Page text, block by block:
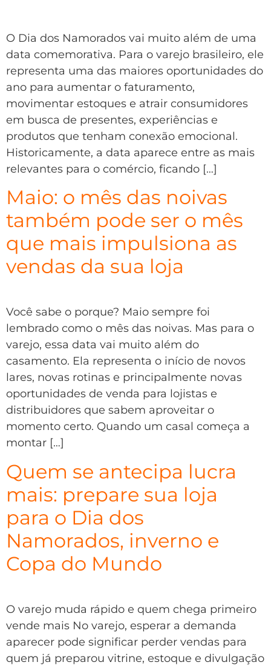
O Dia dos Namorados vai muito além de uma
data comemorativa. Para o varejo brasileiro, ele
representa uma das maiores oportunidades do
ano para aumentar o faturamento,
movimentar estoques e atrair consumidores
em busca de presentes, experiências e
produtos que tenham conexão emocional.
Historicamente, a data aparece entre as mais
relevantes para o comércio, ficando […]
Maio: o mês das noivas
também pode ser o mês
que mais impulsiona as
vendas da sua loja
Você sabe o porque? Maio sempre foi
lembrado como o mês das noivas. Mas para o
varejo, essa data vai muito além do
casamento. Ela representa o início de novos
lares, novas rotinas e principalmente novas
oportunidades de venda para lojistas e
distribuidores que sabem aproveitar o
momento certo. Quando um casal começa a
montar […]
Quem se antecipa lucra
mais: prepare sua loja
para o Dia dos
Namorados, inverno e
Copa do Mundo
O varejo muda rápido e quem chega primeiro
vende mais No varejo, esperar a demanda
aparecer pode significar perder vendas para
quem já preparou vitrine, estoque e divulgação